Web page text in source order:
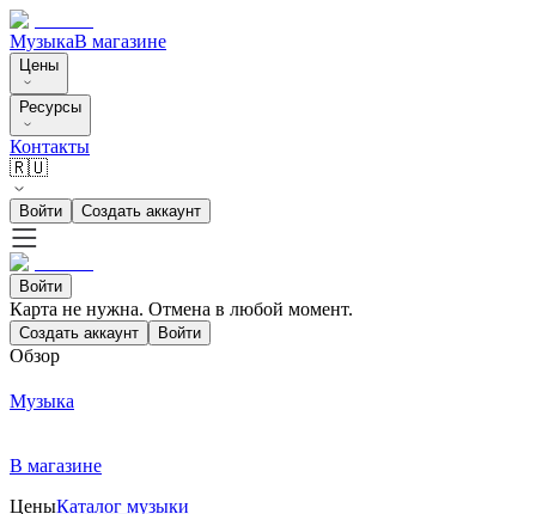
МузыкаВ магазине
Цены
Ресурсы
Контакты
🇷🇺
Войти Создать аккаунт
Войти
Карта не нужна. Отмена в любой момент.
Создать аккаунт Войти
Обзор
Музыка
В магазине
ЦеныКаталог музыки